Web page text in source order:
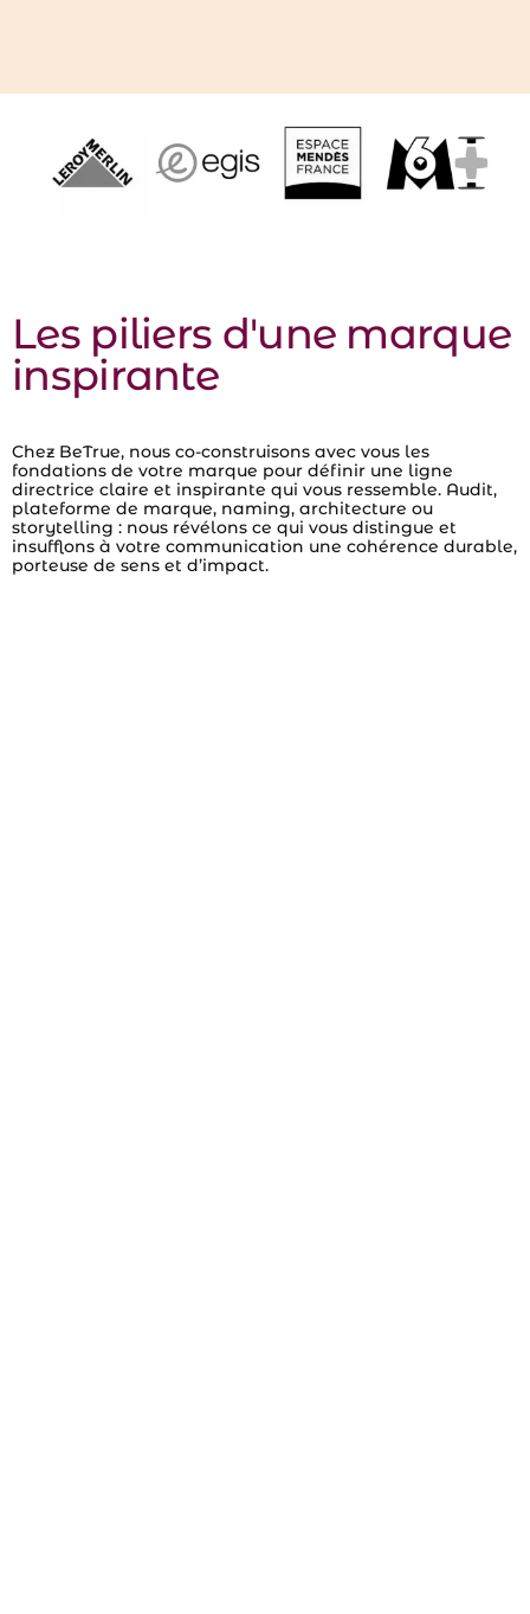
Les piliers d'une marque
inspirante
Chez BeTrue, nous co-construisons avec vous les
fondations de votre marque pour définir une ligne
directrice claire et inspirante qui vous ressemble. Audit,
plateforme de marque, naming, architecture ou
storytelling : nous révélons ce qui vous distingue et
insufflons à votre communication une cohérence durable,
porteuse de sens et d’impact.